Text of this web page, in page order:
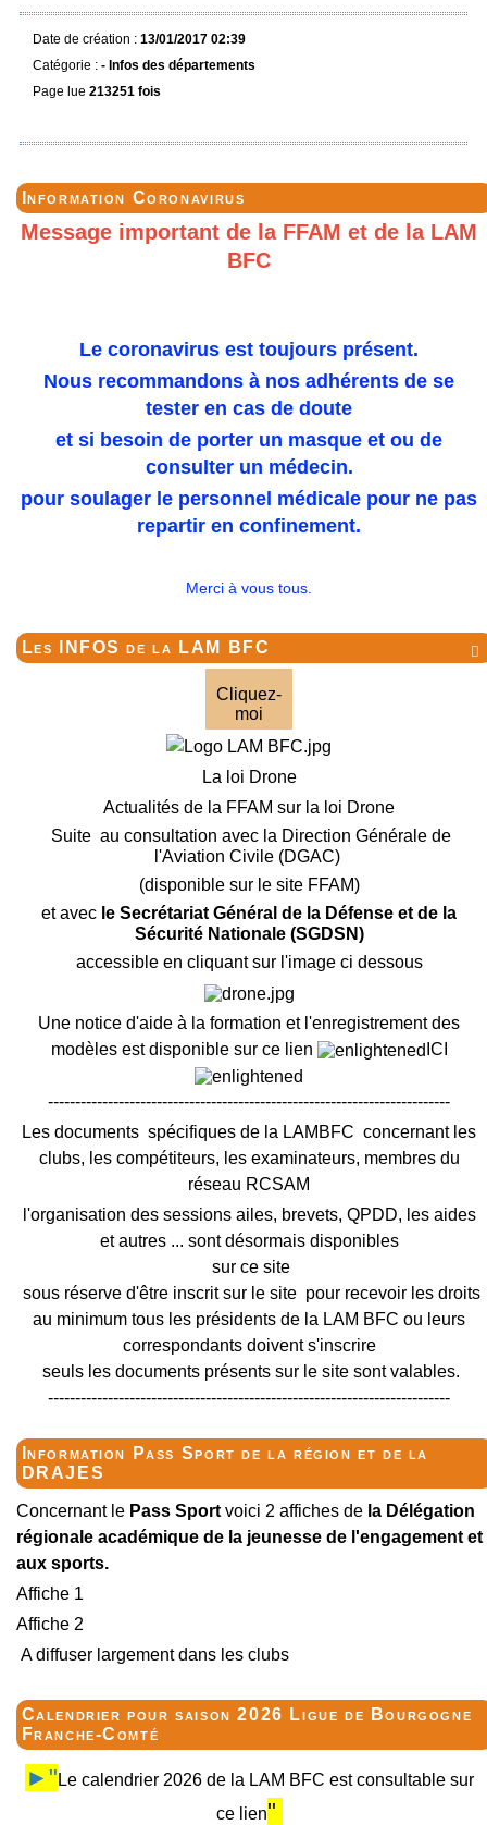
Date de création : 13/01/2017 02:39
Catégorie : - Infos des départements
Page lue 213251 fois
Information Coronavirus
Message important de la FFAM et de la LAM
BFC
Le coronavirus est toujours présent.
Nous recommandons à nos adhérents de se
tester en cas de doute
et si besoin de porter un masque et ou de
consulter un médecin.
pour soulager le personnel médicale pour ne pas
repartir en confinement.
Merci à vous tous.

Les INFOS de la LAM BFC
Cliquez-
moi
La loi Drone
Actualités de la FFAM sur la loi Drone
Suite au consultation avec la Direction Générale de
l'Aviation Civile (DGAC)
(disponible sur le site FFAM)
et avec le Secrétariat Général de la Défense et de la
Sécurité Nationale (SGDSN)
accessible en cliquant sur l'image ci dessous
Une notice d'aide à la formation et l'enregistrement des
modèles est disponible sur ce lien
ICI
--------------------------------------------------------------------------
Les documents spécifiques de la LAMBFC concernant les
clubs, les compétiteurs, les examinateurs, membres du
réseau RCSAM
l'organisation des sessions ailes, brevets, QPDD, les aides
et autres ... sont désormais disponibles
sur ce site
sous réserve d'être inscrit sur le site pour recevoir les droits
au minimum tous les présidents de la LAM BFC ou leurs
correspondants doivent s'inscrire
seuls les documents présents sur le site sont valables.
--------------------------------------------------------------------------
Information Pass Sport de la région et de la
DRAJES
Concernant lePass Sportvoici 2 affiches dela Délégation
régionale académique de la jeunesse de l'engagement et
aux sports.
Affiche 1
Affiche 2
A diffuser largement dans les clubs
Calendrier pour saison 2026 Ligue de Bourgogne
Franche-Comté
►" Le calendrier 2026 de la LAM BFC est consultable sur
ce lien"